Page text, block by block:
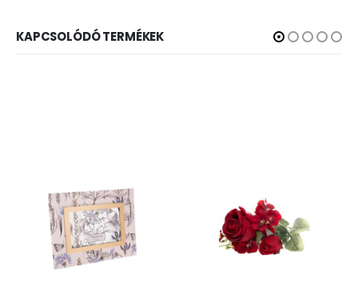
KAPCSOLÓDÓ TERMÉKEK